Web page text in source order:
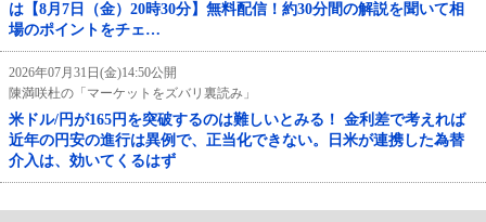
は【8月7日（金）20時30分】無料配信！約30分間の解説を聞いて相
場のポイントをチェ…
2026年07月31日(金)14:50公開
陳満咲杜の「マーケットをズバリ裏読み」
米ドル/円が165円を突破するのは難しいとみる！ 金利差で考えれば
近年の円安の進行は異例で、正当化できない。日米が連携した為替
介入は、効いてくるはず